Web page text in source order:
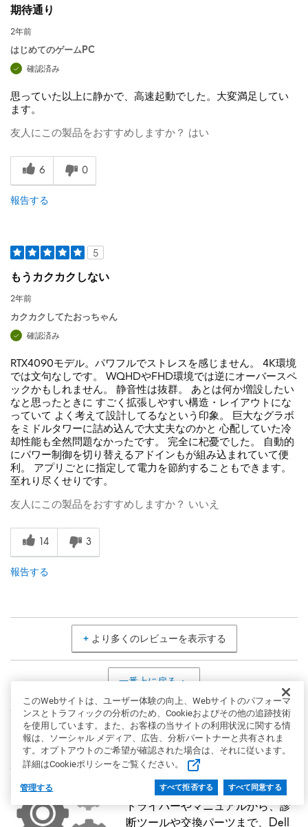
期待通り
2年前
はじめてのゲームPC
確認済み
思っていた以上に静かで、高速起動でした。大変満足してい
ます。
友人にこの製品をおすすめしますか？ はい
6 0
報告する
5
もうカクカクしない
2年前
カクカクしてたおっちゃん
確認済み
RTX4090モデル。パワフルでストレスを感じません。 4K環境
では文句なしです。 WQHDやFHD環境では逆にオーバースペ
ックかもしれません。 静音性は抜群。 あとは何か増設したい
なと思ったときに すごく拡張しやすい構造・レイアウトにな
っていて よく考えて設計してるなという印象。 巨大なグラボ
をミドルタワーに詰め込んで大丈夫なのかと 心配していた冷
却性能も全然問題なかったです。 完全に杞憂でした。 自動的
にパワー制御を切り替えるアドインもが組み込まれていて便
利。 アプリごとに指定して電力を節約することもできます。
至れり尽くせりです。
友人にこの製品をおすすめしますか？ いいえ
14 3
報告する
より多くのレビューを表示する
一番上に戻る
マニュアル、製品仕様、ドライバー、サポー
ト
製品サポート
ドライバーやマニュアルから、診
断ツールや交換パーツまで、Dell
このWebサイトは、ユーザー体験の向上、Webサイトのパフォーマ
ンスとトラフィックの分析のため、Cookieおよびその他の追跡技術
を使用しています。また、お客様の当サイトの利用状況に関する情
報は、ソーシャル メディア、広告、分析パートナーと共有されま
す。オプトアウトのご希望が確認された場合は、それに従います。
詳細はCookieポリシーをご覧ください。
管理する すべて拒否する すべて同意する